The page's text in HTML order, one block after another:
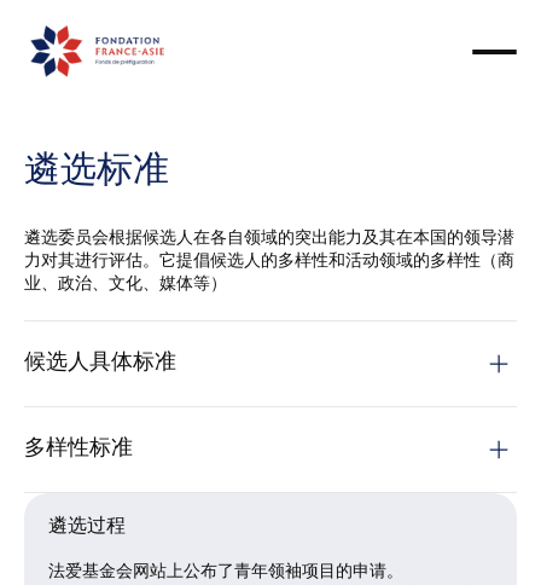
遴选标准
遴选委员会根据候选人在各自领域的突出能力及其在本国的领导潜
力对其进行评估。它提倡候选人的多样性和活动领域的多样性（商
业、政治、文化、媒体等）
候选人具体标准
多样性标准
遴选过程
法爱基金会网站上公布了青年领袖项目的申请。